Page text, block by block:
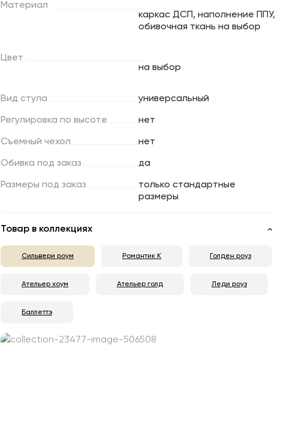
Материал
каркас ДСП, наполнение ППУ,
обивочная ткань на выбор
Цвет
на выбор
Вид стула универсальный
Регулировка по высоте нет
Съемный чехол нет
Обивка под заказ да
Размеры под заказ
только стандартные
размеры
Товар в коллекциях
Сильвери роум Романтик К Голден роуз
Ательер хоум Ательер голд Леди роуз
Баллеттэ